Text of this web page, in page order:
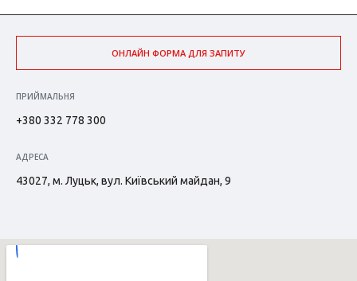
ОНЛАЙН ФОРМА ДЛЯ ЗАПИТУ
ПРИЙМАЛЬНЯ
+380 332 778 300
АДРЕСА
43027, м. Луцьк, вул. Київський майдан, 9